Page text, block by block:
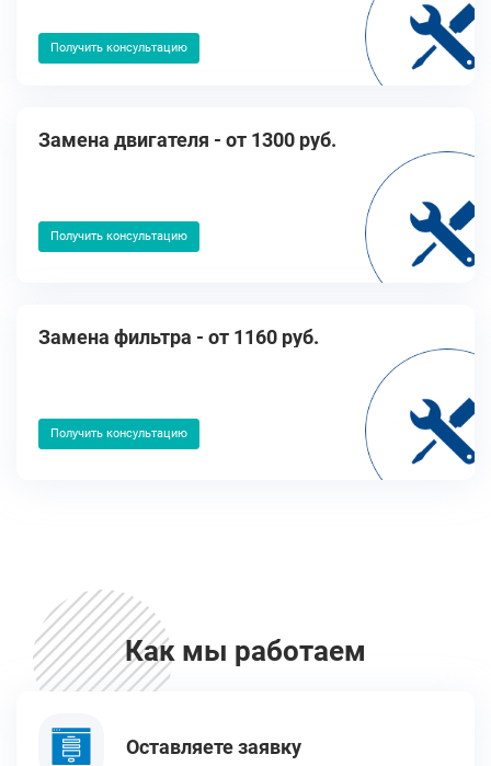
Получить консультацию
Замена двигателя - от 1300 руб.
Получить консультацию
Замена фильтра - от 1160 руб.
Получить консультацию
Как мы работаем
Оставляете заявку